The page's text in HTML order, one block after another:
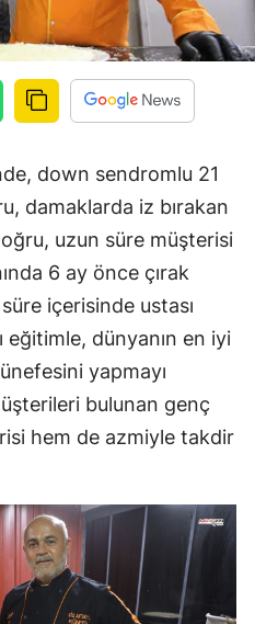
down sendromlu 21
damaklarda iz bırakan
uzun süre müşterisi
6 ay önce çırak
içerisinde ustası
eğitimle, dünyanın en iyi
yapmayı
bulunan genç
hem de azmiyle takdir